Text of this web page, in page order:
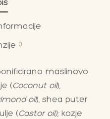
0
maslinovo
(Coconut oil),
oil), shea puter
(Castor oil);kozje